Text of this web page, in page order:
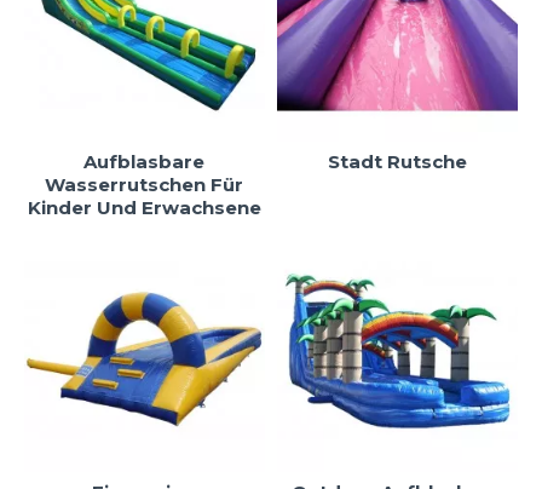
Aufblasbare
Wasserrutschen Für
Kinder Und Erwachsene
Stadt Rutsche